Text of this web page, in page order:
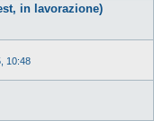
in lavorazione)
10:48